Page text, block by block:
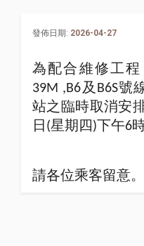
發佈日期: 2026-04-27
為配合維修工程
39M ,B6及B6S
站之臨時取消安
日(星期四)下午6時
請各位乘客留意。